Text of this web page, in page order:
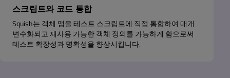
스크립트와 코드 통합
Squish는 객체 맵을 테스트 스크립트에 직접 통합하여 매개
변수화되고 재사용 가능한 객체 정의를 가능하게 함으로써
테스트 확장성과 명확성을 향상시킵니다.